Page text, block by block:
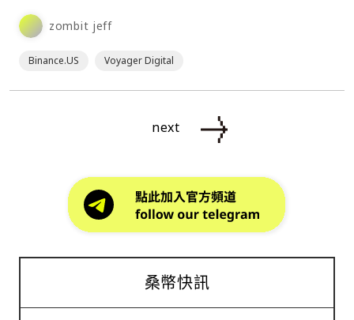
zombit jeff
Binance.US Voyager Digital
next
桑幣快訊